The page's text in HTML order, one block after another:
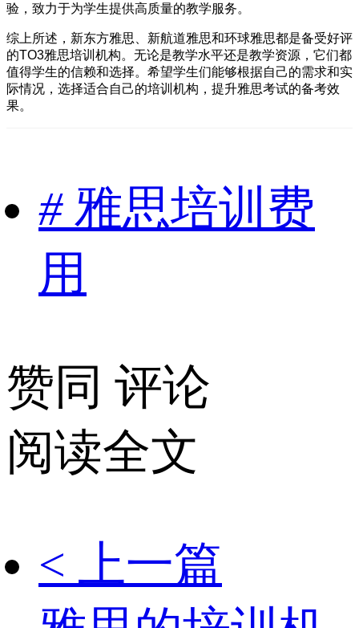
验，致力于为学生提供高质量的教学服务。
综上所述，新东方雅思、新航道雅思和环球雅思都是备受好评
的TO3雅思培训机构。无论是教学水平还是教学资源，它们都
值得学生的信赖和选择。希望学生们能够根据自己的需求和实
际情况，选择适合自己的培训机构，提升雅思考试的备考效
果。
#雅思培训费
用
赞同 评论
阅读全文
< 上一篇